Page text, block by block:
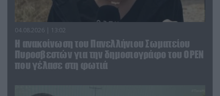
04.08.2026 | 13:02
Η ανακοίνωση του Πανελλήνιου Σωματείου
Πυροσβεστών για την δημοσιογράφο του OPEN
που γέλασε στη φωτιά